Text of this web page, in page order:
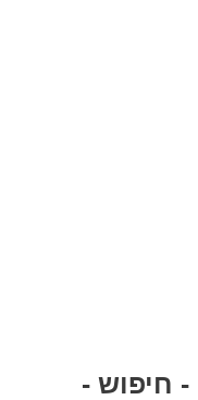
- חיפוש -